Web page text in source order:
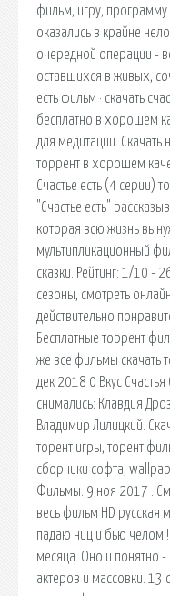
фильм, игру,
оказались в крайне
очередной операции -
оставшихся в живых,
есть фильм · скачать
бесплатно в хорошем
для медитации.
торрент в хорошем
Счастье есть (4 серии)
"Счастье есть"
которая всю жизнь
мультипликационный
сказки. Рейтинг: 1/10 -
сезоны, смотреть
действительно
Бесплатные торрент
же все фильмы скачать
дек 2018 0 Вкус
снимались: Клавдия
Владимир Лилицкий.
торент игры, торент
сборники софта,
Фильмы. 9 ноя 2017 .
весь фильм HD русская
падаю ниц и бью челом!!
месяца. Оно и понятно
актеров и массовки. 13